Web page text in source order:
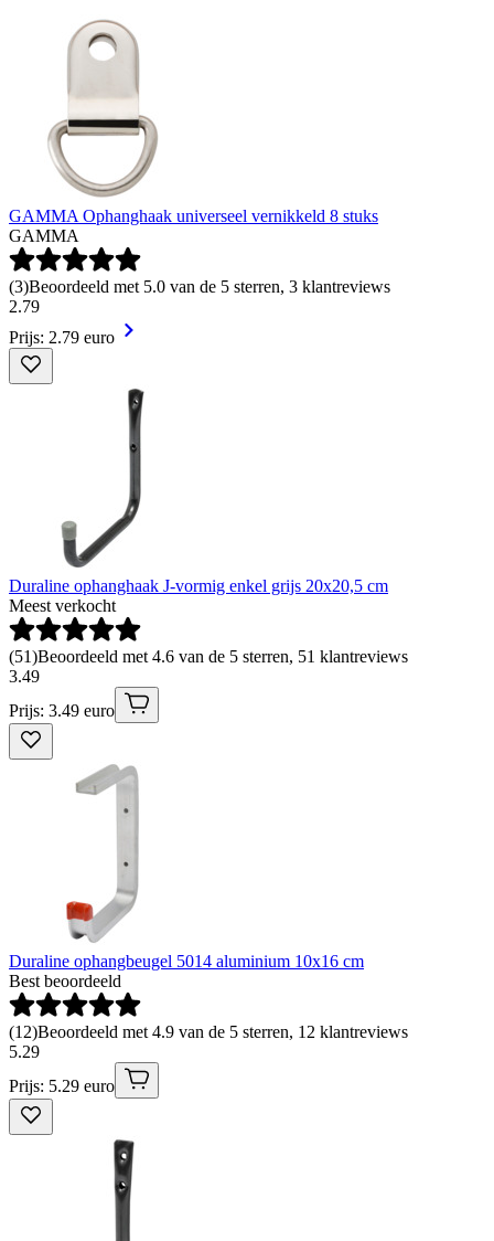
GAMMA Ophanghaak universeel vernikkeld 8 stuks
GAMMA
(3)Beoordeeld met 5.0 van de 5 sterren, 3 klantreviews
2.79
Prijs: 2.79 euro
Duraline ophanghaak J-vormig enkel grijs 20x20,5 cm
Meest verkocht
(51)Beoordeeld met 4.6 van de 5 sterren, 51 klantreviews
3.49
Prijs: 3.49 euro
Duraline ophangbeugel 5014 aluminium 10x16 cm
Best beoordeeld
(12)Beoordeeld met 4.9 van de 5 sterren, 12 klantreviews
5.29
Prijs: 5.29 euro